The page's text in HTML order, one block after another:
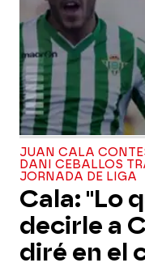
JUAN CALA
DANI CEBALLOS
JORNADA DE LIGA
Cala: "Lo
decirle a
diré en el